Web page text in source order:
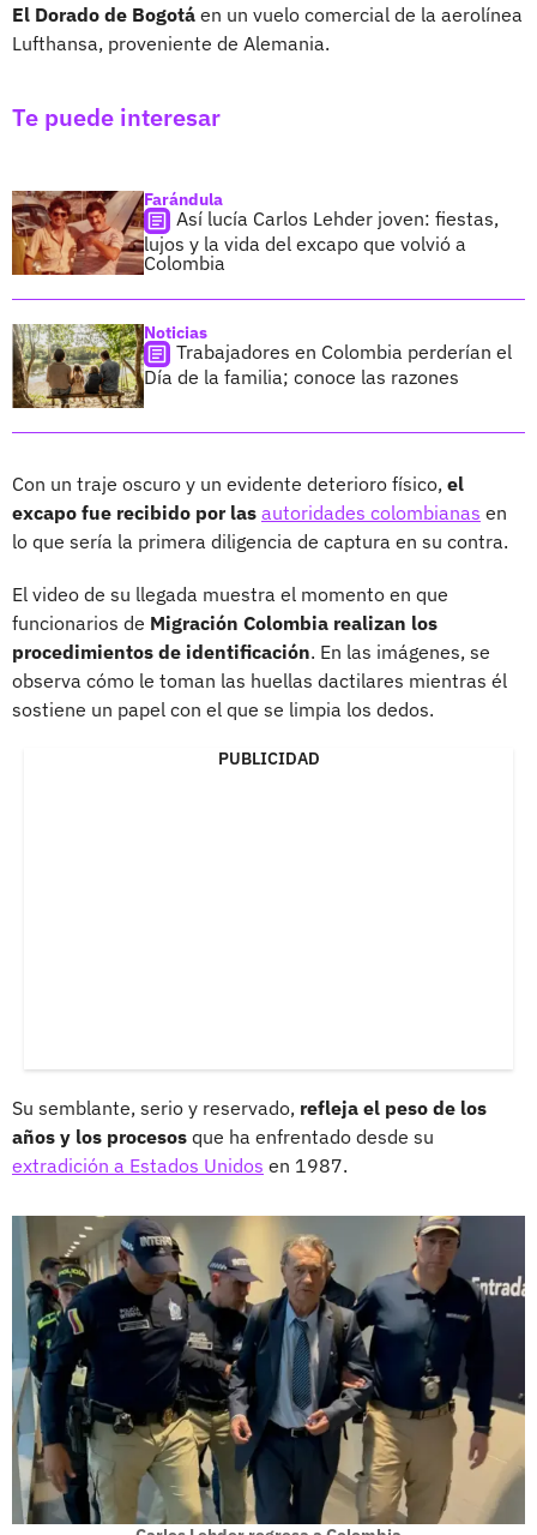
El Dorado de Bogotá en un vuelo comercial de la aerolínea
Lufthansa, proveniente de Alemania.
Te puede interesar
Farándula
Así lucía Carlos Lehder joven: fiestas,
lujos y la vida del excapo que volvió a
Colombia
Noticias
Trabajadores en Colombia perderían el
Día de la familia; conoce las razones
Con un traje oscuro y un evidente deterioro físico, el
excapo fue recibido por las autoridades colombianas en
lo que sería la primera diligencia de captura en su contra.
El video de su llegada muestra el momento en que
funcionarios de Migración Colombia realizan los
procedimientos de identificación. En las imágenes, se
observa cómo le toman las huellas dactilares mientras él
sostiene un papel con el que se limpia los dedos.
PUBLICIDAD
Su semblante, serio y reservado, refleja el peso de los
años y los procesos que ha enfrentado desde su
extradición a Estados Unidos en 1987.